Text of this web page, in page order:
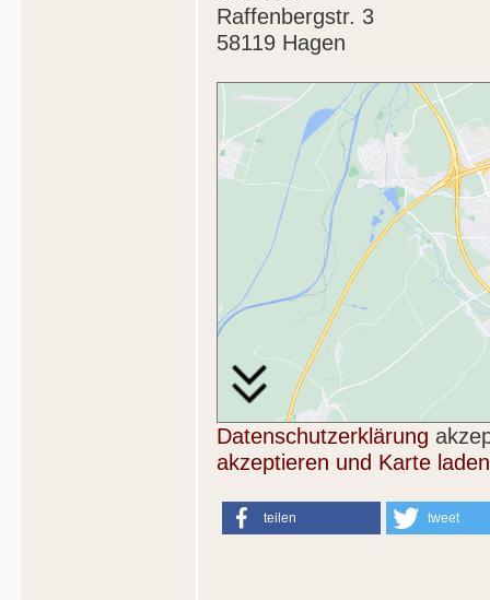
Raffenbergstr. 3
58119 Hagen
Datenschutzerklärung
akzeptieren und Karte laden
teilen tweet